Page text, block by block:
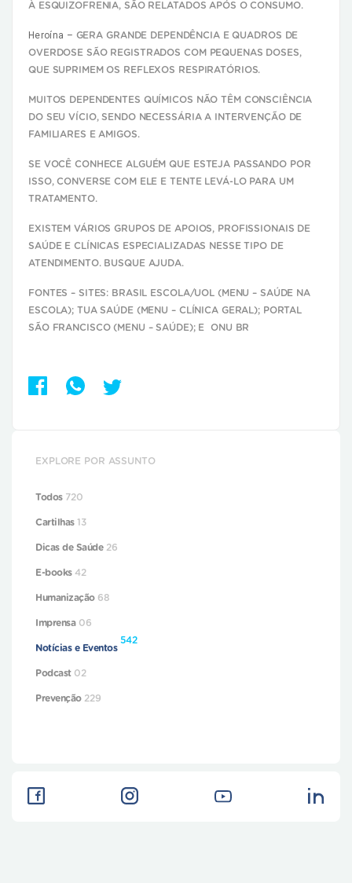
À ESQUIZOFRENIA, SÃO RELATADOS APÓS O CONSUMO.
Heroína – GERA GRANDE DEPENDÊNCIA E QUADROS DE
OVERDOSE SÃO REGISTRADOS COM PEQUENAS DOSES,
QUE SUPRIMEM OS REFLEXOS RESPIRATÓRIOS.
MUITOS DEPENDENTES QUÍMICOS NÃO TÊM CONSCIÊNCIA
DO SEU VÍCIO, SENDO NECESSÁRIA A INTERVENÇÃO DE
FAMILIARES E AMIGOS.
SE VOCÊ CONHECE ALGUÉM QUE ESTEJA PASSANDO POR
ISSO, CONVERSE COM ELE E TENTE LEVÁ-LO PARA UM
TRATAMENTO.
EXISTEM VÁRIOS GRUPOS DE APOIOS, PROFISSIONAIS DE
SAÚDE E CLÍNICAS ESPECIALIZADAS NESSE TIPO DE
ATENDIMENTO. BUSQUE AJUDA.
FONTES – SITES: BRASIL ESCOLA/UOL (MENU – SAÚDE NA
ESCOLA); TUA SAÚDE (MENU – CLÍNICA GERAL); PORTAL
SÃO FRANCISCO (MENU – SAÚDE); E ONU BR
EXPLORE POR ASSUNTO
Todos 720
Cartilhas13
Dicas de Saúde 26
E-books 42
Humanização 68
Imprensa 06
Notícias e Eventos
542
Podcast 02
Prevenção 229